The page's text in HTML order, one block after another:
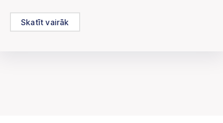
Skatīt vairāk